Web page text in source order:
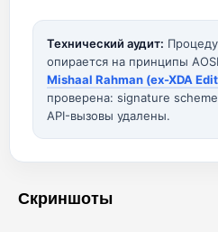
Технический аудит:
опирается на принципы
Mishaal Rahman (ex-XDA
проверена: signature
API-вызовы удалены.
Скриншоты